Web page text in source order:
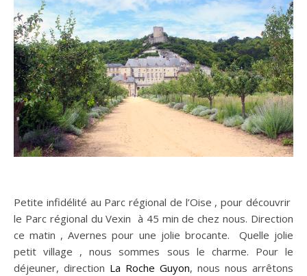
Facebook
sur Twittersur Instagram
Facebook
sur Twittersur Instagram
Petite infidélité au Parc régional de l’Oise , pour découvrir
le Parc régional du Vexin à 45 min de chez nous. Direction
ce matin , Avernes pour une jolie brocante. Quelle jolie
petit village , nous sommes sous le charme. Pour le
déjeuner, direction La Roche Guyon, nous nous arrêtons